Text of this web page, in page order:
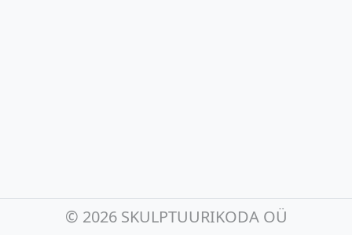
© 2026 SKULPTUURIKODA OÜ